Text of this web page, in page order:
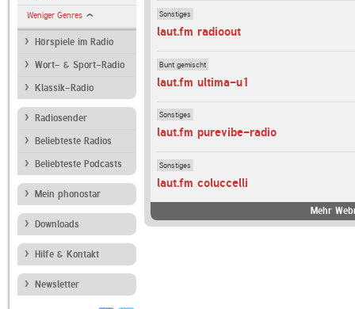
Weniger Genres
Hörspiele im Radio
Wort- & Sport-Radio
Klassik-Radio
Radiosender
Beliebteste Radios
Beliebteste Podcasts
Mein phonostar
Downloads
Hilfe & Kontakt
Newsletter
Sonstiges
laut.fm radioout
Bunt gemischt
laut.fm ultima-u1
Sonstiges
laut.fm purevibe-radio
Sonstiges
laut.fm coluccelli
Mehr